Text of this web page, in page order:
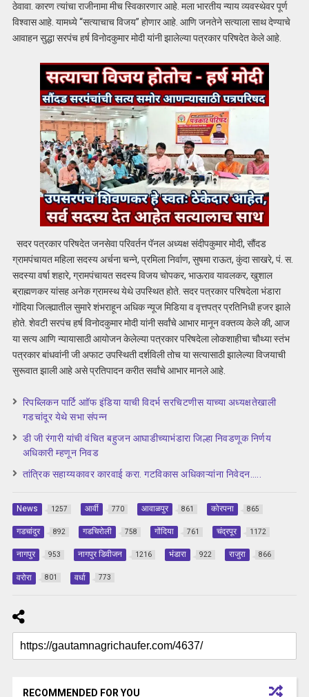
ठेवावा. कारण त्यांचा राजीनामा मीच स्विकारणार आहे. मला भारतीय न्याय व्यवस्थेवर पूर्ण
विश्वास आहे. यामध्ये “सत्याचाच विजय” होणार आहे. आणि जनतेने सत्याला साथ देण्याचे
आवाहन सुद्धा सरपंच हर्ष विनोदकुमार मोदी यांनी झालेल्या पत्रकार परिषदेत केले आहे.
सदर पत्रकार परिषदेत जनसेवा परिवर्तन पॅनल अध्यक्ष संदीपकुमार मोदी, सौंदड
ग्रामपंचायत महिला सदस्य अर्चना चन्ने, प्रमिला निर्वाण, सुषमा राऊत, कुंदा साखरे, पं. स.
सदस्या वर्षा शहारे, ग्रामपंचायत सदस्य विजय चोपकर, भाऊराव यावलकर, खुशाल
ब्राह्मणकर यांसह अनेक ग्रामस्थ येथे उपस्थित होते. सदर पत्रकार परिषदेला भंडारा
गोंदिया जिल्ह्यातील सुमारे शंभराहून अधिक न्यूज मिडिया व वृत्तपत्र प्रतिनिधी हजर झाले
होते. शेवटी सरपंच हर्ष विनोदकुमार मोदी यांनी सर्वांचे आभार मानून वक्तव्य केले की, आज
या सत्य आणि न्यायासाठी आयोजन केलेल्या पत्रकार परिषदेला लोकशाहीचा चौथ्या स्तंभ
पत्रकार बांधवांनी जी अफाट उपस्थिती दर्शविली तोच या सत्यासाठी झालेल्या विजयाची
सुरूवात झाली आहे असे प्रतिपादन करीत सर्वांचे आभार मानले आहे.
रिपब्लिकन पार्टि आॉफ इंडिया याची विदर्भ सरचिटणीस याच्या अध्यक्षतेखाली
गडचांदूर येथे सभा संपन्न
डी जी रंगारी यांची वंचित बहुजन आघाडीच्याभंडारा जिल्हा निवडणूक निर्णय
अधिकारी म्हणून निवड
तांत्रिक सहाय्यकावर कारवाई करा. गटविकास अधिकाऱ्यांना निवेदन…..
News 1257 आर्वी 770 आवाळपुर 861 कोरपना 865
गडचांदुर 892 गडचिरोली 758 गोंदिया 761 चंद्रपूर 1172
नागपुर 953 नागपुर डिवीजन 1216 भंडारा 922 राजुरा 866
वरोरा 801 वर्धा 773
RECOMMENDED FOR YOU